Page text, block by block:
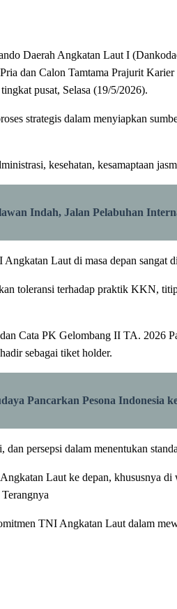
Daerah Angkatan Laut I
dan Calon Tamtama Prajurit
pusat, Selasa (19/5/2026).
strategis dalam menyiapkan
kesehatan, kesamaptaan
Indah, Jalan Pelabuhan
Laut di masa depan
toleransi terhadap praktik KKN,
Cata PK Gelombang II TA.
sebagai tiket holder.
Pancarkan Pesona Indonesia
persepsi dalam menentukan
Laut ke depan, khususnya
TNI Angkatan Laut dalam